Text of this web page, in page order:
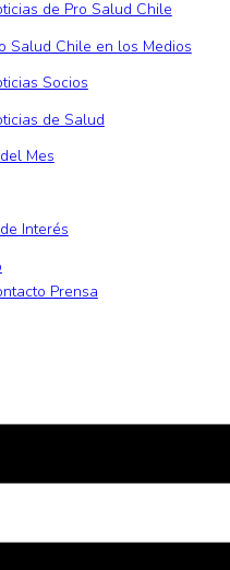
de Pro Salud Chile
Salud Chile en los Medios
Socios
de Salud
Mes
Interés
Prensa